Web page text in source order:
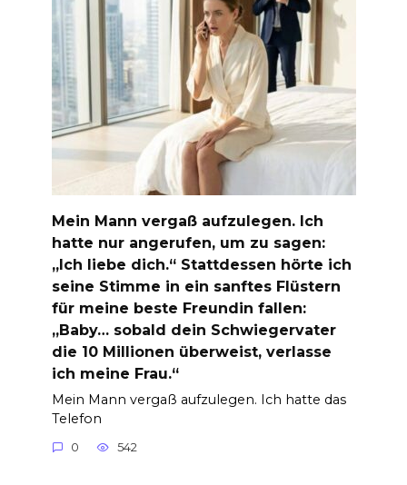
Mein Mann vergaß aufzulegen. Ich
hatte nur angerufen, um zu sagen:
„Ich liebe dich.“ Stattdessen hörte ich
seine Stimme in ein sanftes Flüstern
für meine beste Freundin fallen:
„Baby… sobald dein Schwiegervater
die 10 Millionen überweist, verlasse
ich meine Frau.“
Mein Mann vergaß aufzulegen. Ich hatte das
Telefon
0 542